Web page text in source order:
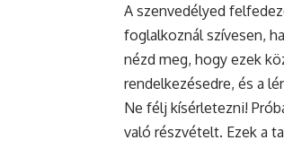
A szenvedélyed
foglalkoznál szívesen,
nézd meg, hogy ezek
rendelkezésedre, és a
Ne félj kísérletezni!
való részvételt. Ezek a